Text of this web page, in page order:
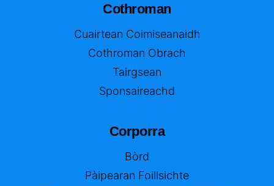
Cothroman
Cuairtean Coimiseanaidh
Cothroman Obrach
Tairgsean
Sponsaireachd
Corporra
Bòrd
Pàipearan Foillsichte